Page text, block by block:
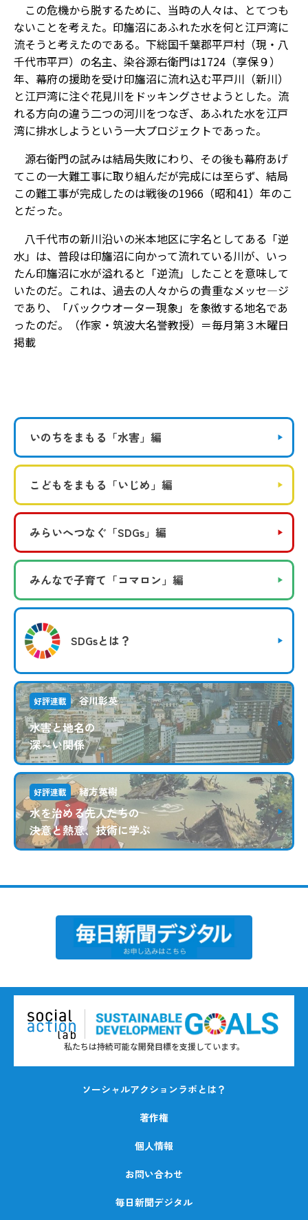
この危機から脱するために、当時の人々は、とてつも
ないことを考えた。印旛沼にあふれた水を何と江戸湾に
流そうと考えたのである。下総国千葉郡平戸村（現・八
千代市平戸）の名主、染谷源右衛門は1724（享保９）
年、幕府の援助を受け印旛沼に流れ込む平戸川（新川）
と江戸湾に注ぐ花見川をドッキングさせようとした。流
れる方向の違う二つの河川をつなぎ、あふれた水を江戸
湾に排水しようという一大プロジェクトであった。
源右衛門の試みは結局失敗にわり、その後も幕府あげ
てこの一大難工事に取り組んだが完成には至らず、結局
この難工事が完成したのは戦後の1966（昭和41）年のこ
とだった。
八千代市の新川沿いの米本地区に字名としてある「逆
水」は、普段は印旛沼に向かって流れている川が、いっ
たん印旛沼に水が溢れると「逆流」したことを意味して
いたのだ。これは、過去の人々からの貴重なメッセ―ジ
であり、「バックウオーター現象」を象徴する地名であ
ったのだ。（作家・筑波大名誉教授）＝毎月第３木曜日
掲載
いのちをまもる 「水害」編
こどもをまもる 「いじめ」編
みらいへつなぐ 「SDGs」編
みんなで子育て 「コマロン」編
SDGsとは？
好評連載 谷川彰英
水害と地名の
深～い関係
好評連載 緒方英樹
水を治める先人たちの
決意と熱意、技術に学ぶ
私たちは持続可能な開発目標を支援しています。
ソーシャルアクションラボとは？
著作権
個人情報
お問い合わせ
毎日新聞デジタル